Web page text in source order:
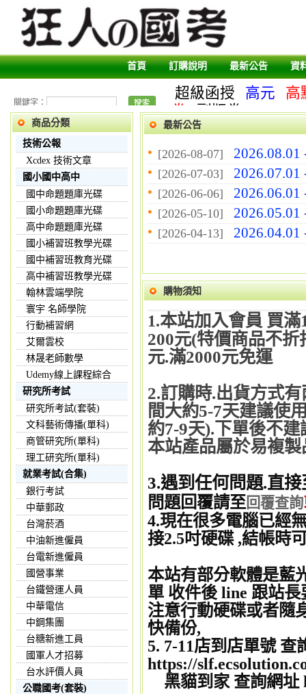
首頁 訂購說明 最新公告 資
關鍵字：
超級函授 高元
高
卷
副版卷
商品分類
技術公報
Xcdex 技術文章
國小國中高中
國中命題題庫光碟
國小命題題庫光碟
高中命題題庫光碟
國小補習班教學光碟
國中補習班教育光碟
高中補習班教學光碟
翰林雲端學院
寰宇 名師學院
行動補習網
艾爾雲校
林晟老師數學
Udemy線上課程綜合
研究所考試
研究所考試(套裝)
文科藝術傳播(單科)
商管研究所(單科)
理工研究所(單科)
就業考試(合集)
銀行考試
中華郵政
台灣菸酒
中油新進僱員
台電新進僱員
國營事業
台鐵營運人員
中華電信
中鋼集團
台糖新進工員
國軍人才招募
台水評價人員
公職國考(套裝)
最新公告
[2026-08-07]
[2026-07-03]
[2026-06-06] 2026.06.01
[2026-05-10]
[2026-04-13]
購物須知
1.本站加入會員 買
200元(特價商品不
元.滿2000元免運
2.訂購時.出貨方式
間大約5-7天建議使
約7-9天).下單後不
本站產品屬於易複
3.遇到任何問題.直接
問題回覆請至回覆查詢
4.現在很多電腦已經
接2.5吋硬碟 ,結帳時
本站有部分軟體是藍
單 收件後 line 跟站
注意行動硬碟或者隨
快備份,
5. 7-11店到店單號 查
https://
黑貓到家 查詢網址